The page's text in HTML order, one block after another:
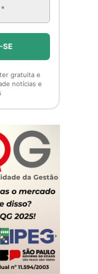
gratuita e
notícias e